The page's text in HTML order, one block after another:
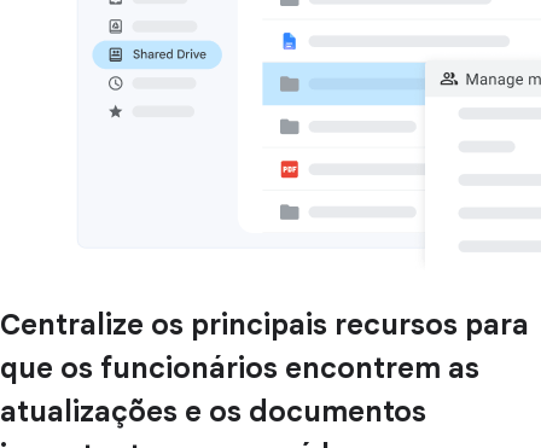
Centralize os principais recursos para
que os funcionários encontrem as
atualizações e os documentos